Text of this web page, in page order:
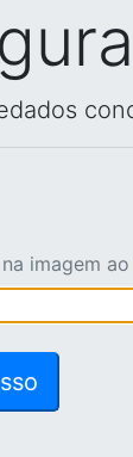
imagem